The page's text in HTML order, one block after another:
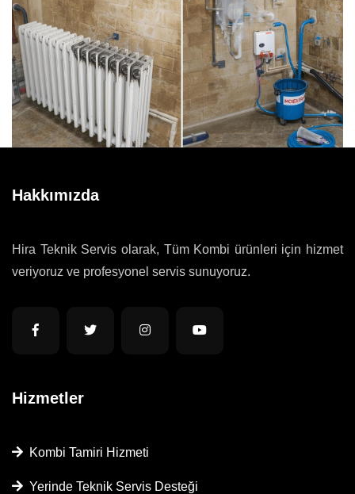
Hakkımızda
Hira Teknik Servis olarak, Tüm Kombi ürünleri için hizmet
veriyoruz ve profesyonel servis sunuyoruz.
Hizmetler
Kombi Tamiri Hizmeti
Yerinde Teknik Servis Desteği